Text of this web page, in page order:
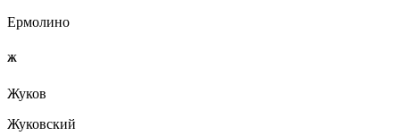
Ермолино
Ж
Жуков
Жуковский